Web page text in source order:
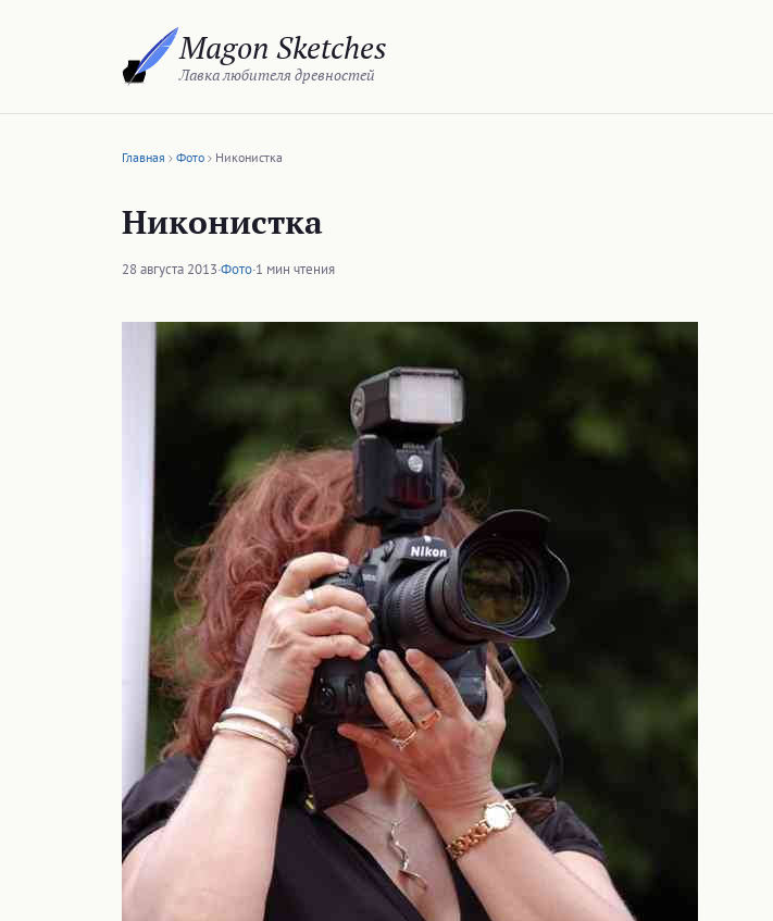
Magon Sketches
Лавка любителя древностей
Главная Фото Никонистка
Никонистка
28 августа 2013·Фото·1 мин чтения